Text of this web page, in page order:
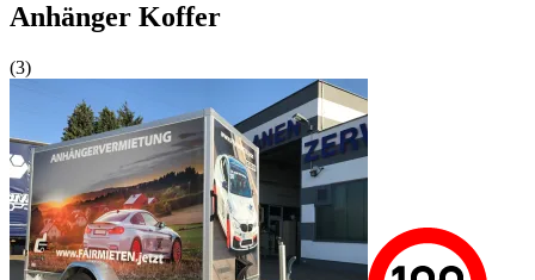
Anhänger Koffer
(3)